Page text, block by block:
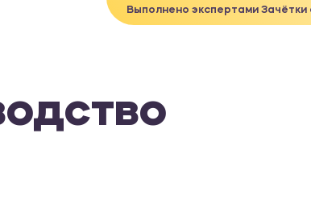
Выполнено экспертами Зачётки